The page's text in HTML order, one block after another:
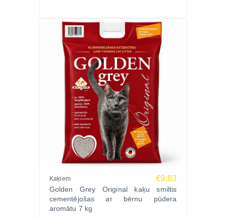
Kaķiem €9.83
Golden Grey Original kaķu smiltis
cementējošas ar bērnu pūdera
aromātu 7 kg